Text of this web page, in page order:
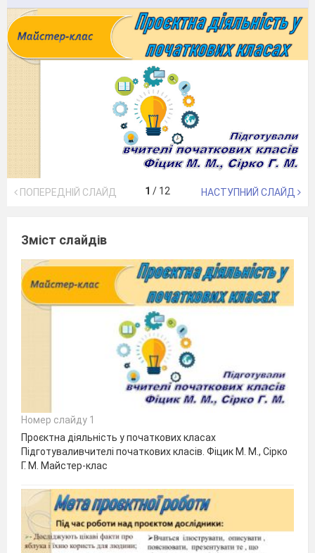
ПОПЕРЕДНІЙ СЛАЙД 1 / 12 НАСТУПНИЙ СЛАЙД
Зміст слайдів
Номер слайду 1
Проєктна діяльність у початкових класах
Підготуваливчителі початкових класів. Фіцик М. М., Сірко
Г. М. Майстер-клас